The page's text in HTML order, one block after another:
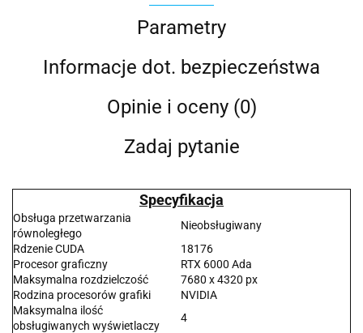
Parametry
Informacje dot. bezpieczeństwa
Opinie i oceny (0)
Zadaj pytanie
Specyfikacja
Obsługa przetwarzania
równoległego
Nieobsługiwany
Rdzenie CUDA
18176
Procesor graficzny
RTX­ 6000 Ada
Maksymalna rozdzielczość
7680 x 4320 px
Rodzina procesorów grafiki
NVIDIA
Maksymalna ilość
obsługiwanych wyświetlaczy
4